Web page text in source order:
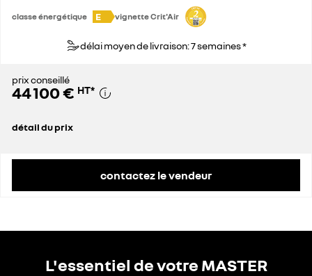
classe énergétique E vignette Crit'Air
délai moyen de livraison: 7 semaines *
prix conseillé
44 100 € HT*
détail du prix
contactez le vendeur
L'essentiel de votre MASTER